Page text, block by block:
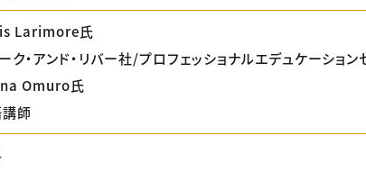
Larimore氏
ク・アンド・リバー社/プロフェッショナルエデュケーション
Omuro氏
師